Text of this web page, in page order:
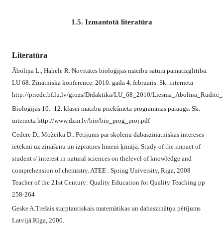
1.5. Izmantotā literatūra
Literatūra
Āboliņa L., Hahele R. Novitātes bioloģijas mācību saturā pamatizglītībā.
LU 68. Zinātniskā konference. 2010. gada 4. februāris. Sk. internetā
http://priede.bf.lu.lv/grozs/Didaktika/LU_68_2010/
Bioloģijas 10.–12. klasei mācību priekšmeta programmas paraugs. Sk.
internetā http://www.dzm.lv/bio/bio_prog_proj.pdf
Cēdere D., Možeika D.. Pētījums par skolēnu dabaszinātniskās intereses
ietekmi uz zināšanu un izpratnes līmeni ķīmijā. Study of the impact of
student s’ interest in natural sciences on thelevel of knowledge and
comprehension of chemistry. ATEE . Spring University, Riga, 2008
Teacher of the 21st Century: Quality Education for Quality Teaching pp
258-264
Geske A.Trešais starptautiskais matemātikas un dabaszinātņu pētījums
Latvijā.Rīga, 2000.